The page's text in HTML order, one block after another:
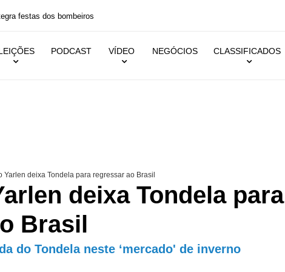
festas dos bombeiros
PODCAST VÍDEO NEGÓCIOS CLASSIFICADOS
Yarlen deixa Tondela para regressar ao Brasil
deixa Tondela para
Brasil
do Tondela neste ‘mercado' de inverno